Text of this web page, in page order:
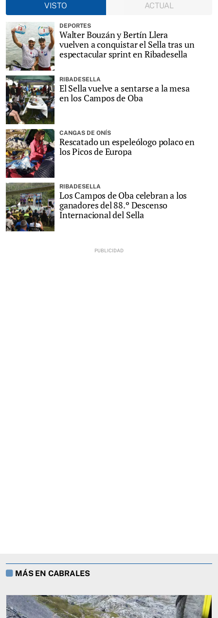
VISTO
ACTUAL
DEPORTES
Walter Bouzán y Bertín Llera
vuelven a conquistar el Sella tras un
espectacular sprint en Ribadesella
RIBADESELLA
El Sella vuelve a sentarse a la mesa
en los Campos de Oba
CANGAS DE ONÍS
Rescatado un espeleólogo polaco en
los Picos de Europa
RIBADESELLA
Los Campos de Oba celebran a los
ganadores del 88.º Descenso
Internacional del Sella
MÁS EN CABRALES